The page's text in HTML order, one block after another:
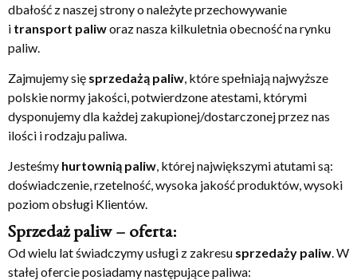
dbałość z naszej strony o należyte przechowywanie
i transport paliworaz nasza kilkuletnia obecność na rynku
paliw.
Zajmujemy się sprzedażą paliw, które spełniają najwyższe
polskie normy jakości, potwierdzone atestami, którymi
dysponujemy dla każdej zakupionej/dostarczonej przez nas
ilości i rodzaju paliwa.
Jesteśmy hurtownią paliw, której największymi atutami są:
doświadczenie, rzetelność, wysoka jakość produktów, wysoki
poziom obsługi Klientów.
Sprzedaż paliw – oferta:
Od wielu lat świadczymy usługi z zakresu sprzedaży paliw . W
stałej ofercie posiadamy następujące paliwa: